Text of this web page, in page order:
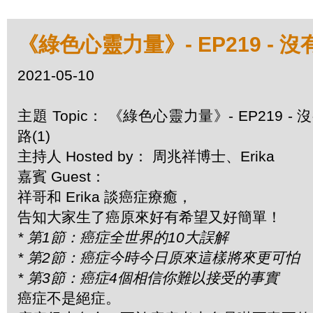
《綠色心靈力量》- EP219 -
2021-05-10
主題 Topic： 《綠色心靈力量》- EP219 -
路(1)
主持人 Hosted by： 周兆祥博士、Erika
嘉賓 Guest：
祥哥和 Erika 談癌症療癒，
告知大家生了癌原來好有希望又好簡單！
* 第1節：癌症全世界的10大誤解
* 第2節：癌症今時今日原來這樣將來更可怕
* 第3節：癌症4個相信你難以接受的事實
癌症不是絕症。